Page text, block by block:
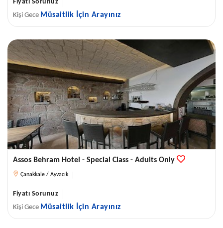
Fiyatı Sorunuz
Kişi Gece Müsaitlik İçin Arayınız
Assos Behram Hotel - Special Class - Adults Only
Çanakkale / Ayvacık
Fiyatı Sorunuz
Kişi Gece Müsaitlik İçin Arayınız